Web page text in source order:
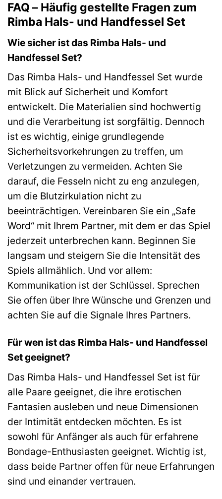
FAQ – Häufig gestellte Fragen zum
Rimba Hals- und Handfessel Set
Wie sicher ist das Rimba Hals- und
Handfessel Set?
Das Rimba Hals- und Handfessel Set wurde
mit Blick auf Sicherheit und Komfort
entwickelt. Die Materialien sind hochwertig
und die Verarbeitung ist sorgfältig. Dennoch
ist es wichtig, einige grundlegende
Sicherheitsvorkehrungen zu treffen, um
Verletzungen zu vermeiden. Achten Sie
darauf, die Fesseln nicht zu eng anzulegen,
um die Blutzirkulation nicht zu
beeinträchtigen. Vereinbaren Sie ein „Safe
Word“ mit Ihrem Partner, mit dem er das Spiel
jederzeit unterbrechen kann. Beginnen Sie
langsam und steigern Sie die Intensität des
Spiels allmählich. Und vor allem:
Kommunikation ist der Schlüssel. Sprechen
Sie offen über Ihre Wünsche und Grenzen und
achten Sie auf die Signale Ihres Partners.
Für wen ist das Rimba Hals- und Handfessel
Set geeignet?
Das Rimba Hals- und Handfessel Set ist für
alle Paare geeignet, die ihre erotischen
Fantasien ausleben und neue Dimensionen
der Intimität entdecken möchten. Es ist
sowohl für Anfänger als auch für erfahrene
Bondage-Enthusiasten geeignet. Wichtig ist,
dass beide Partner offen für neue Erfahrungen
sind und einander vertrauen.